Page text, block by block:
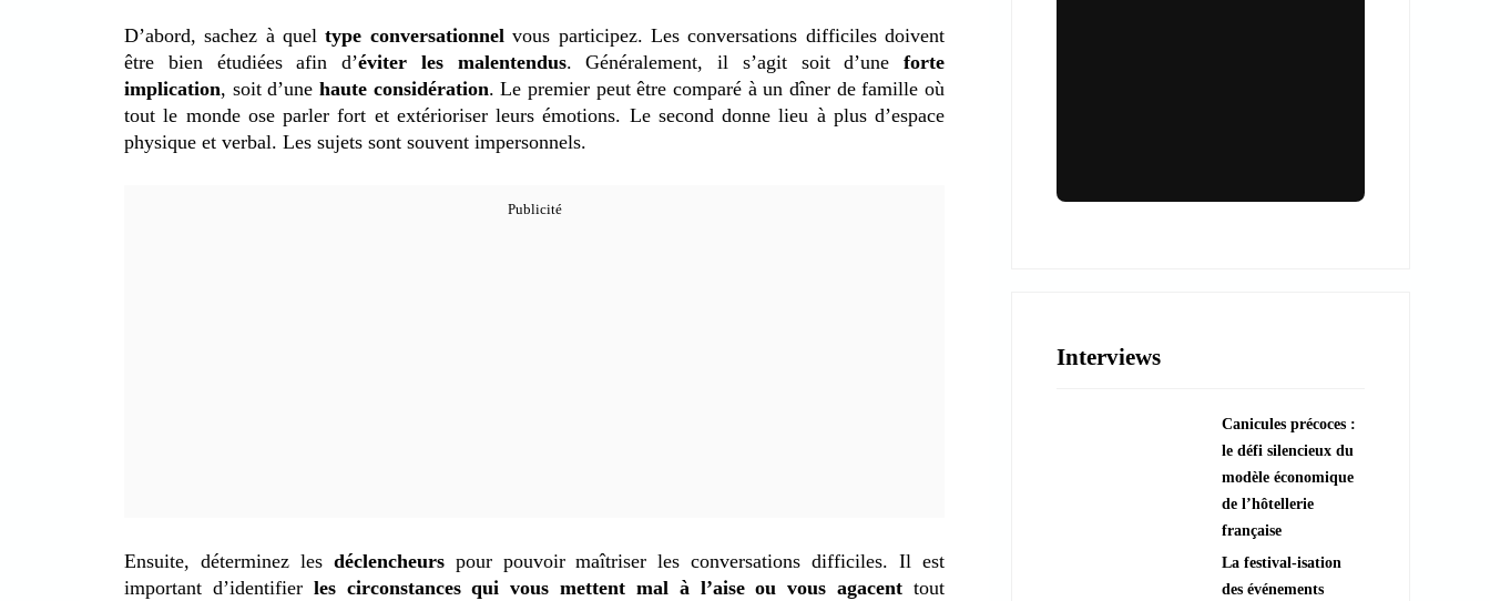
D’abord, sachez à quel type conversationnelvous participez. Les conversations difficiles doivent
être bien étudiées afin d’éviter les malentendus. Généralement, il s’agit soit d’une forte
implication, soit d’une haute considération. Le premier peut être comparé à un dîner de famille où
tout le monde ose parler fort et extérioriser leurs émotions. Le second donne lieu à plus d’espace
physique et verbal. Les sujets sont souvent impersonnels.
Ensuite, déterminez les déclencheurs pour pouvoir maîtriser les conversations difficiles. Il est
important d’identifier les circonstances qui vous mettent mal à l’aise ou vous agacent tout
???? Explorer les animations
Interviews
Canicules précoces :
le défi silencieux du
modèle économique
de l’hôtellerie
française
La festival-isation
des événements